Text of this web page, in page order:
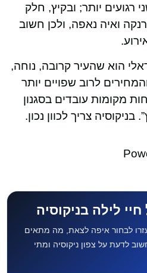
רגועים יותר; ובקיץ, חלק
ואיה נאפה, ולכן חשוב
הוא שהעיר קרובה, נוחה,
לרוב שפויים יותר
מקומות עובדים בסגנון
בניקוסיה צריך לכוון נכון.
לילה בניקוסיה
לבחור איפה לצאת, מה מתאים
לדעת על צפון ניקוסיה ומתי